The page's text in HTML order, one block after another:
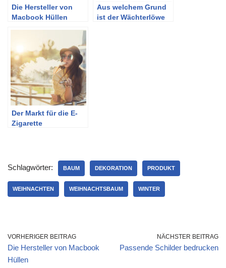
Die Hersteller von
Macbook Hüllen
Aus welchem Grund
ist der Wächterlöwe
Der Markt für die E-
Zigarette
Schlagwörter: BAUM DEKORATION PRODUKT
WEIHNACHTEN WEIHNACHTSBAUM WINTER
VORHERIGER BEITRAG
Die Hersteller von Macbook
Hüllen
NÄCHSTER BEITRAG
Passende Schilder bedrucken